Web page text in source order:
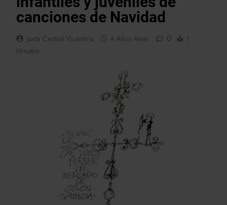
canciones de Navidad
Junta Central Vicentina 4 Años Atrás 0
1
Minutos